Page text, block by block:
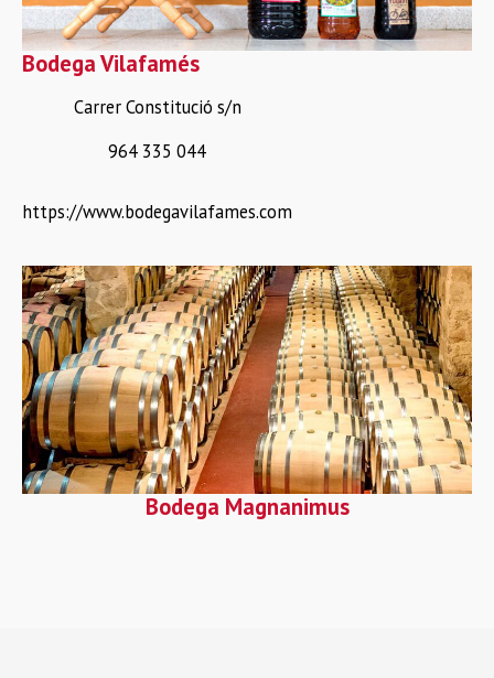
Bodega Vilafamés
Carrer Constitució s/n
964 335 044
https://www.bodegavilafames.com
Bodega Magnanimus